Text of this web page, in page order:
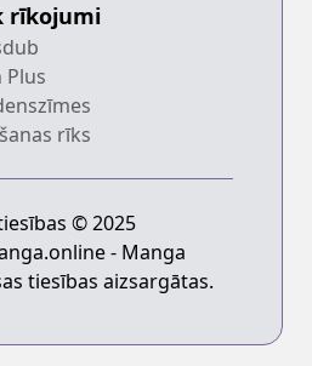
rīkojumi
Plus
rīks
© 2025
- Manga
tiesības aizsargātas.